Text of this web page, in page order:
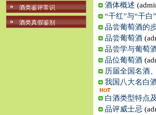
酒类鉴评常识
酒类真假鉴别
酒体概述
“干红”与“干白
品尝葡萄酒的
品尝葡萄酒
品尝学与葡萄
品位葡萄酒
历届全国名酒
我国八大名白
白酒类型特点
品评威士忌